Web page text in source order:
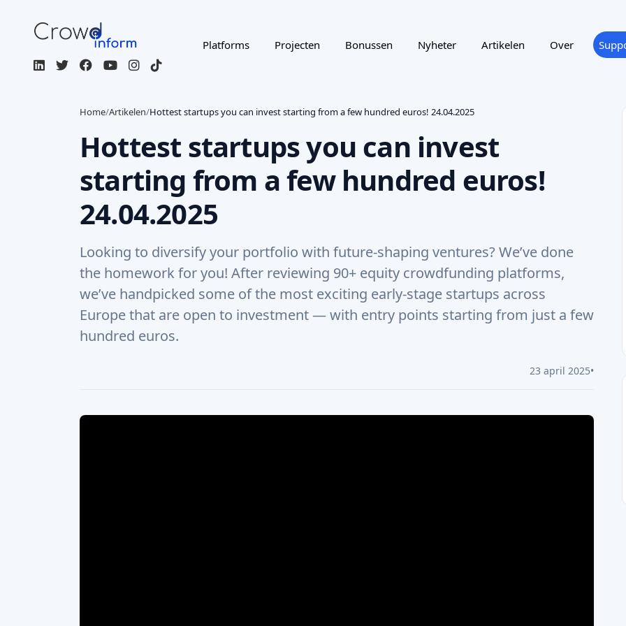
Platforms Projecten Bonussen Nyheter Artikelen Over
Home/Artikelen/Hottest startups you can invest starting from a few hundred euros! 24.04.2025
Hottest startups you can invest
starting from a few hundred euros!
24.04.2025
Looking to diversify your portfolio with future-shaping ventures? We’ve done
the homework for you! After reviewing 90+ equity crowdfunding platforms,
we’ve handpicked some of the most exciting early-stage startups across
Europe that are open to investment — with entry points starting from just a few
hundred euros.
23 april 2025•